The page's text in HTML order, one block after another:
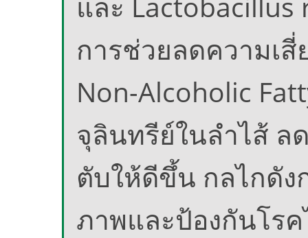
การช่วยลดความเสี่
Non-Alcoholic
จุลินทรีย์ในลำไส้ ล
ตับให้ดีขึ้น กลไกดัง
ภาพและป้องกันโรค